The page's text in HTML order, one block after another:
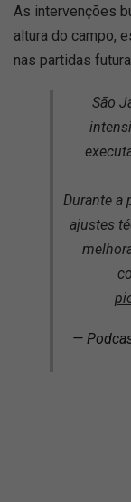
As intervenções
altura do campo,
nas partidas
São
Durante a
ajustes
—